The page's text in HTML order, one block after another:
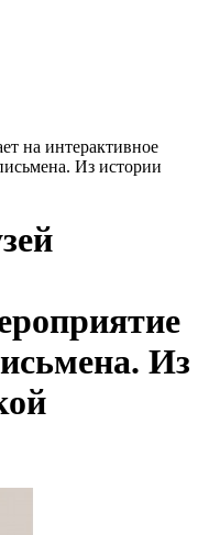
на интерактивное
Из истории
Из